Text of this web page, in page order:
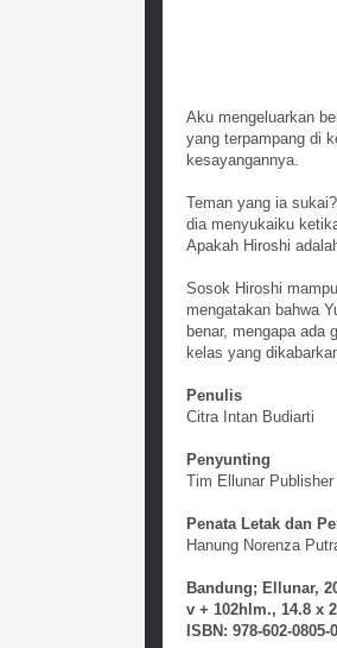
Aku mengeluarkan
yang terpampang di
kesayangannya.
Teman yang ia
dia menyukaiku
Apakah Hiroshi
Sosok Hiroshi
mengatakan bahwa
benar, mengapa
kelas yang
Penulis
Citra Intan Budiarti
Penyunting
Tim Ellunar Publisher
Penata Letak dan
Hanung Norenza
Bandung; Ellunar,
v + 102hlm., 14.8 x
ISBN: 978-602-0805-